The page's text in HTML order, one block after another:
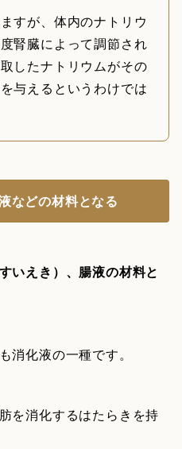
すが、体内のナトリウ
腎臓によって調節され
したナトリウムがその
与えるというわけでは
などの材料となる
いえき）、腸液の材料と
消化液の一種です。
を消化するはたらきを持